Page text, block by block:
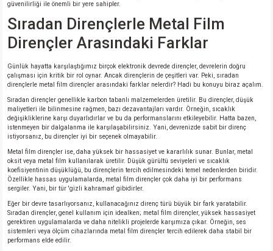
güvenilirliği ile önemli bir yere sahipler.
Sıradan Dirençlerle Metal Film
Dirençler Arasındaki Farklar
Günlük hayatta karşılaştığımız birçok elektronik devrede dirençler, devrelerin doğru
çalışması için kritik bir rol oynar. Ancak dirençlerin de çeşitleri var. Peki, sıradan
dirençlerle metal film dirençler arasındaki farklar nelerdir? Hadi bu konuyu biraz açalım.
Sıradan dirençler genellikle karbon tabanlı malzemelerden üretilir. Bu dirençler, düşük
maliyetleri ile bilinmesine rağmen, bazı dezavantajları vardır. Örneğin, sıcaklık
değişikliklerine karşı duyarlıdırlar ve bu da performanslarını etkileyebilir. Hatta bazen,
istenmeyen bir dalgalanma ile karşılaşabilirsiniz. Yani, devrenizde sabit bir direnç
istiyorsanız, bu dirençler iyi bir seçenek olmayabilir.
Metal film dirençler ise, daha yüksek bir hassasiyet ve kararlılık sunar. Bunlar, metal
oksit veya metal film kullanılarak üretilir. Düşük gürültü seviyeleri ve sıcaklık
koefisiyentinin düşüklüğü, bu dirençlerin tercih edilmesindeki temel nedenlerden biridir.
Özellikle hassas uygulamalarda, metal film dirençler çok daha iyi bir performans
sergiler. Yani, bir tür 'gizli kahraman' gibidirler.
Eğer bir devre tasarlıyorsanız, kullanacağınız direnç türü büyük bir fark yaratabilir.
Sıradan dirençler, genel kullanım için idealken; metal film dirençler, yüksek hassasiyet
gerektiren uygulamalarda ve daha nitelikli projelerde karşımıza çıkar. Örneğin, ses
sistemleri veya ölçüm cihazlarında metal film dirençler tercih edilerek daha stabil bir
performans elde edilir.